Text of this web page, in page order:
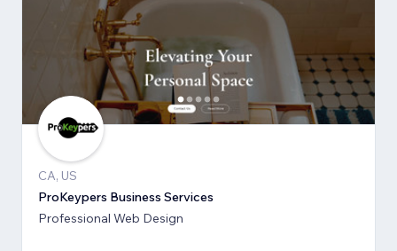
CA, US
ProKeypers Business Services
Professional Web Design